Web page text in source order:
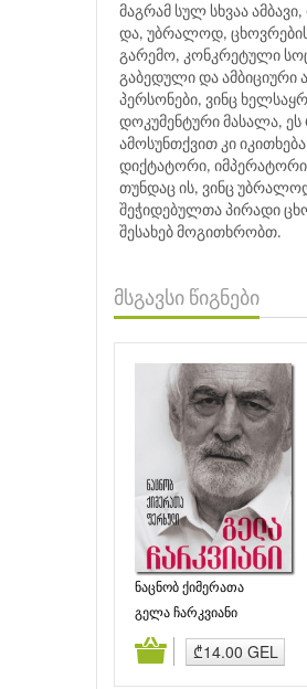
მაგრამ სულ სხვაა
და, უბრალოდ, ცხოვრების
გარემო, კონკრეტული
გაბედული და ამბიციური
პერსონები, ვინც
დოკუმენტური მასალა,
ამოსუნთქვით კი
დიქტატორი, იმპერატორი
თუნდაც ის, ვინც
შეჭიდებულთა პირადი
შესახებ მოგითხრობთ.
მსგავსი წიგნები
ნაცნობ ქიმერათა
ფერხული
გელა ჩარკვიანი
₾14.00 GEL
კალათაში დამატება